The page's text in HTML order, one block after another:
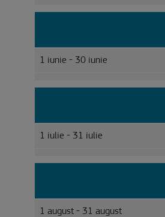
1 iunie - 30 iunie
1 iulie - 31 iulie
1 august - 31 august